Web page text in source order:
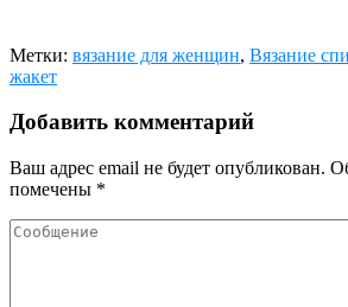
Метки: вязание для женщин, Вязание
жакет
Добавить комментарий
Ваш адрес email не будет опубликован.
помечены *